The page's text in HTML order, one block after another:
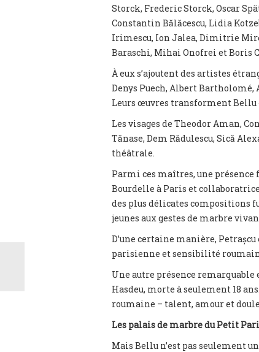
Storck, Frederic Storck, Oscar
Constantin Bălăcescu, Lidia
Irimescu, Ion Jalea, Dimitrie
Baraschi, Mihai Onofrei et Boris
À eux s’ajoutent des artistes
Denys Puech, Albert
Leurs œuvres transforment Bellu
Les visages de Theodor Aman,
Tănase, Dem Rădulescu, Sică
théâtrale.
Parmi ces maîtres, une
Bourdelle à Paris et
des plus délicates compositions
jeunes aux gestes de marbre
D’une certaine manière,
parisienne et sensibilité
Une autre présence
Hasdeu, morte à seulement 18
roumaine – talent, amour et
Les palais de marbre du Petit
Mais Bellu n’est pas seulement